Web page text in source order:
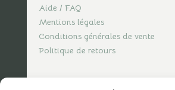
Aide / FAQ
Mentions légales
Conditions générales de vente
Politique de retours